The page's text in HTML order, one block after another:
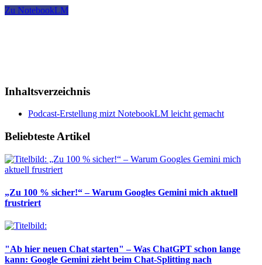
Zu NotebookLM
Inhaltsverzeichnis
Podcast-Erstellung mizt NotebookLM leicht gemacht
Beliebteste Artikel
„Zu 100 % sicher!“ – Warum Googles Gemini mich aktuell
frustriert
"Ab hier neuen Chat starten" – Was ChatGPT schon lange
kann: Google Gemini zieht beim Chat-Splitting nach